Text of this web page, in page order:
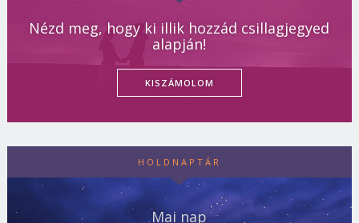
Nézd meg, hogy ki illik hozzád csillagjegyed
alapján!
KISZÁMOLOM
HOLDNAPTÁR
Mai nap